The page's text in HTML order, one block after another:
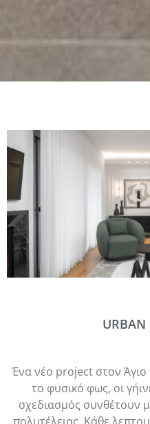
URBAN
Ένα νέο project στον
το φυσικό φως, οι
σχεδιασμός συνθέτουν